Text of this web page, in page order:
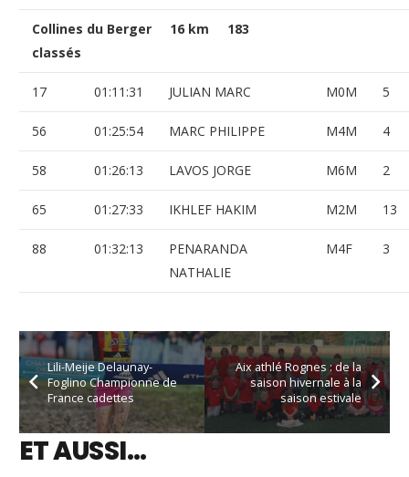
Collines du Berger 16 km 183
classés
17 01:11:31 JULIAN MARC M0M 5
56 01:25:54 MARC PHILIPPE M4M 4
58 01:26:13 LAVOS JORGE M6M 2
65 01:27:33 IKHLEF HAKIM M2M 13
88 01:32:13
PENARANDA
NATHALIE
M4F 3
Lili-Meije Delaunay-
Foglino Championne de
France cadettes
Aix athlé Rognes : de la
saison hivernale à la
saison estivale
ET AUSSI…